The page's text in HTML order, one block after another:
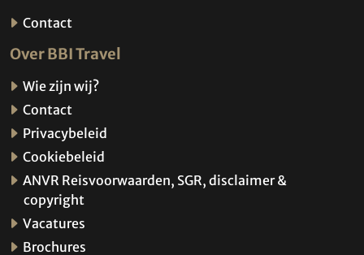
Contact
Over BBI Travel
Wie zijn wij?
Contact
Privacybeleid
Cookiebeleid
ANVR Reisvoorwaarden, SGR, disclaimer &
copyright
Vacatures
Brochures